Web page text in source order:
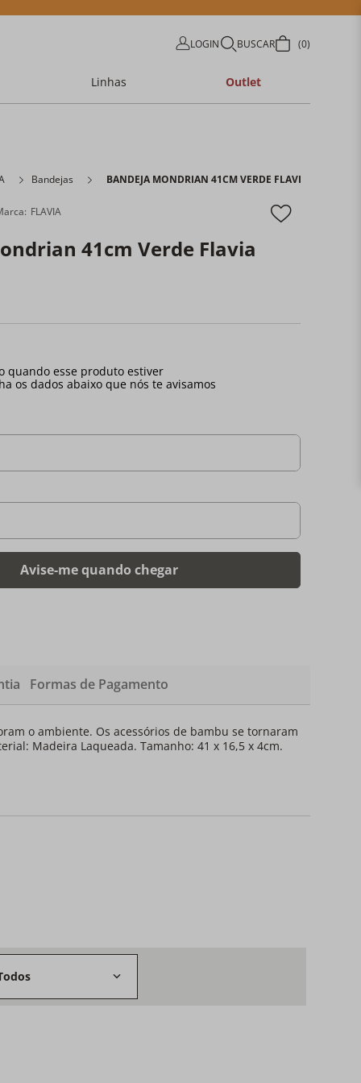
LOGIN BUSCAR 0
Linhas Outlet
Bandejas BANDEJA MONDRIAN 41CM VERDE FLAVIA SIMONS
FLAVIA
41cm Verde Flavia
Formas de Pagamento
o ambiente. Os acessórios de bambu se tornaram
Madeira Laqueada. Tamanho: 41 x 16,5 x 4cm.